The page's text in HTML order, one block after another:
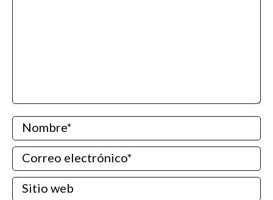
Nombre *
Correo electrónico *
Sitio web